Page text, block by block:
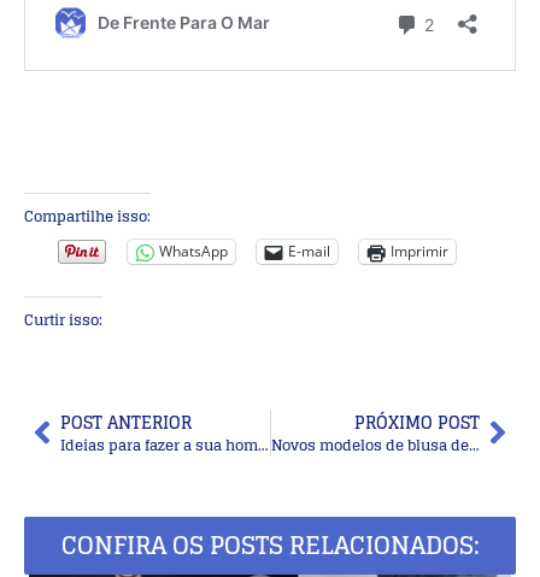
Compartilhe isso:
WhatsApp E-mail Imprimir
Curtir isso:
POST ANTERIOR
Ideias para fazer a sua home office
PRÓXIMO POST
Novos modelos de blusa de crochê com gráfico do ponto
CONFIRA OS POSTS RELACIONADOS: